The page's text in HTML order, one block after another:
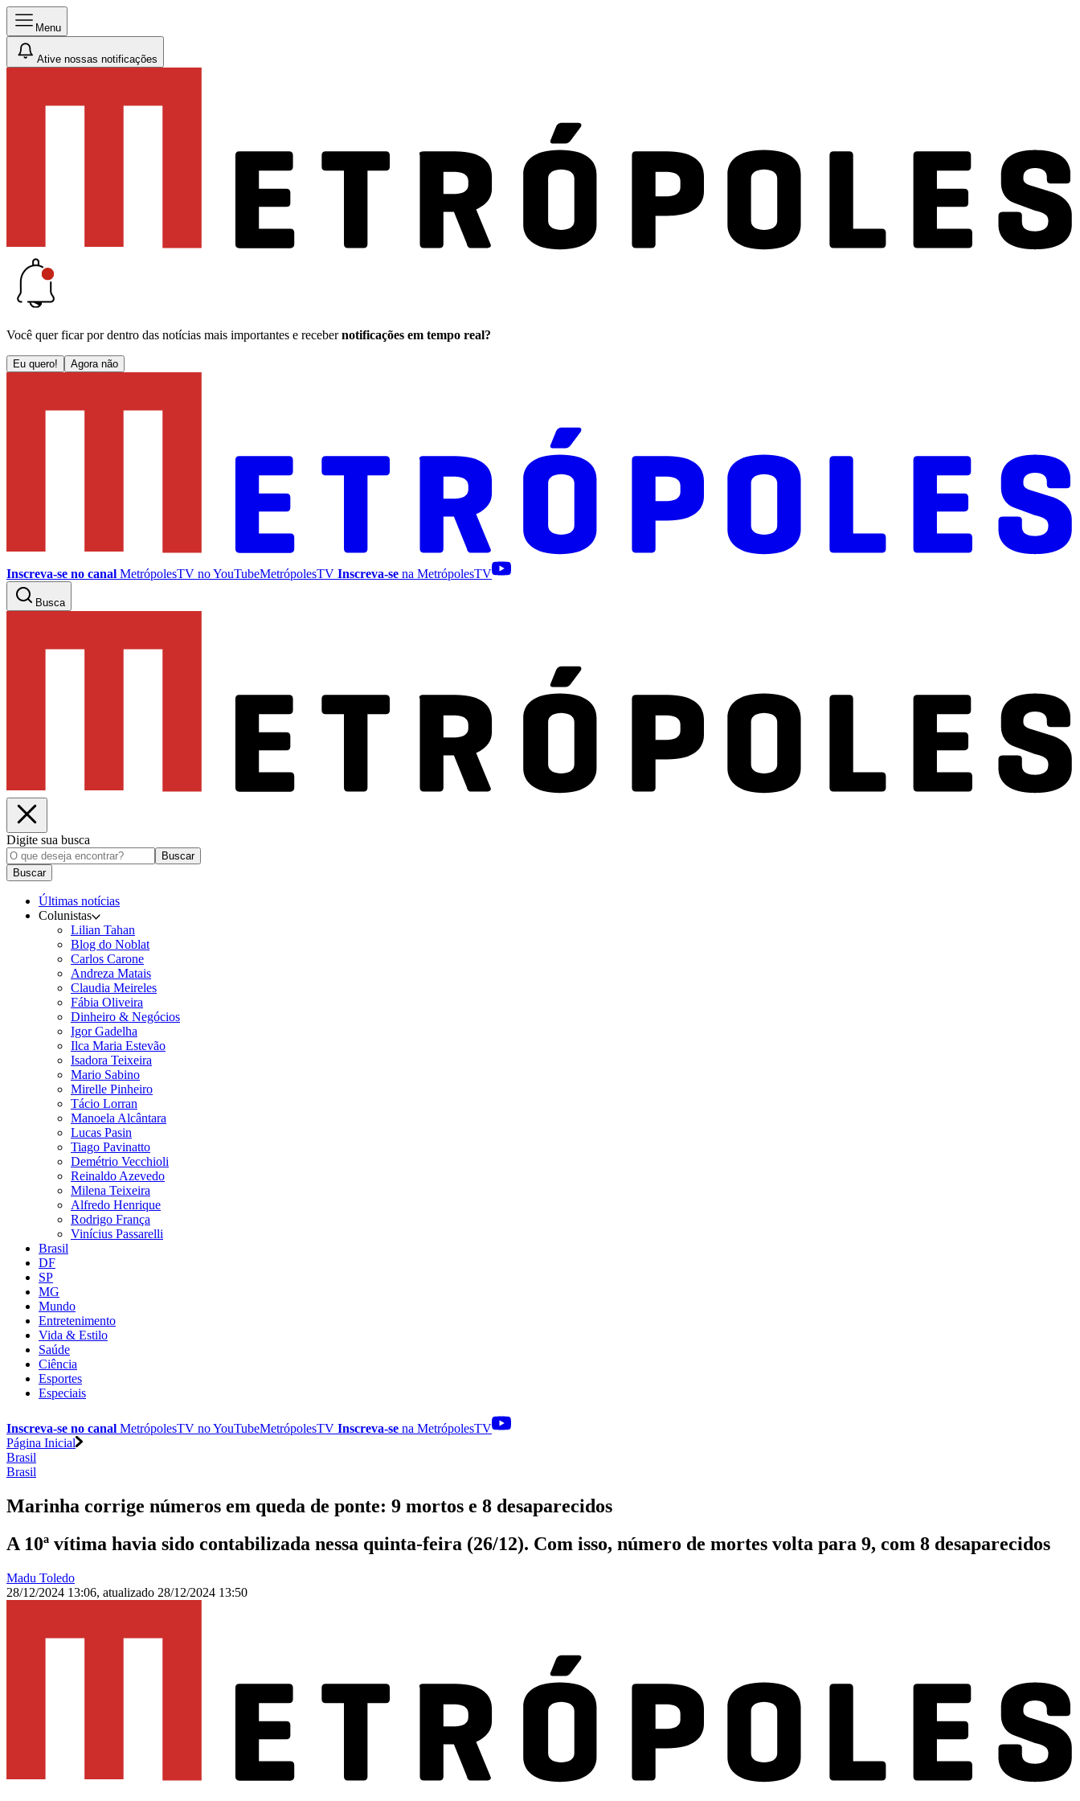
Menu
Ative nossas notificações
Você quer ficar por dentro das notícias mais importantes e receber notificações em tempo real?
Eu quero! Agora não
Inscreva-se no canal MetrópolesTV noYouTubeMetrópolesTV Inscreva-se na MetrópolesTV
Busca
Digite sua busca
Buscar
Buscar
Últimas notícias
Colunistas
Lilian Tahan
Blog do Noblat
Carlos Carone
Andreza Matais
Claudia Meireles
Fábia Oliveira
Dinheiro & Negócios
Igor Gadelha
Ilca Maria Estevão
Isadora Teixeira
Mario Sabino
Mirelle Pinheiro
Tácio Lorran
Manoela Alcântara
Lucas Pasin
Tiago Pavinatto
Demétrio Vecchioli
Reinaldo Azevedo
Milena Teixeira
Alfredo Henrique
Rodrigo França
Vinícius Passarelli
Brasil
DF
SP
MG
Mundo
Entretenimento
Vida & Estilo
Saúde
Ciência
Esportes
Especiais
Inscreva-se no canal MetrópolesTV noYouTubeMetrópolesTV Inscreva-se na MetrópolesTV
Página Inicial
Brasil
Brasil
Marinha corrige números em queda de ponte: 9 mortos e 8 desaparecidos
A 10ª vítima havia sido contabilizada nessa quinta-feira (26/12). Com isso, número de mortes volta para 9, com 8 desaparecidos
Madu Toledo
28/12/2024 13:06, atualizado 28/12/2024 13:50